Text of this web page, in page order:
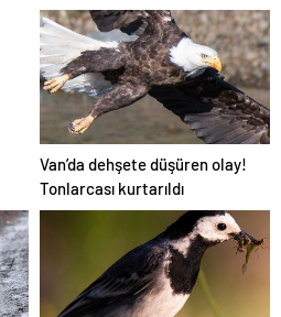
Van’da dehşete düşüren olay!
Tonlarcası kurtarıldı